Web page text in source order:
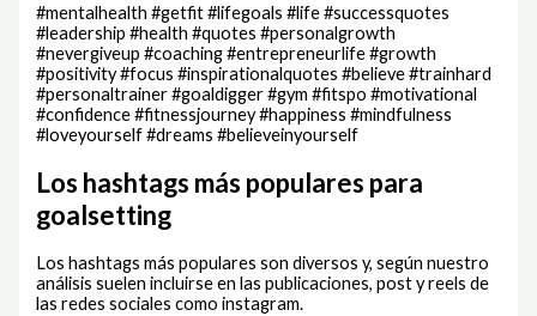
#mentalhealth #getfit #lifegoals #life #successquotes
#leadership #health #quotes #personalgrowth
#nevergiveup #coaching #entrepreneurlife #growth
#positivity #focus #inspirationalquotes #believe #trainhard
#personaltrainer #goaldigger #gym #fitspo #motivational
#confidence #fitnessjourney #happiness #mindfulness
#loveyourself #dreams #believeinyourself
Los hashtags más populares para
goalsetting
Los hashtags más populares son diversos y, según nuestro
análisis suelen incluirse en las publicaciones, post y reels de
las redes sociales como instagram.